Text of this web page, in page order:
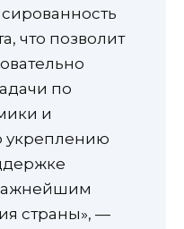
что позволит
по
и
укреплению
страны», —